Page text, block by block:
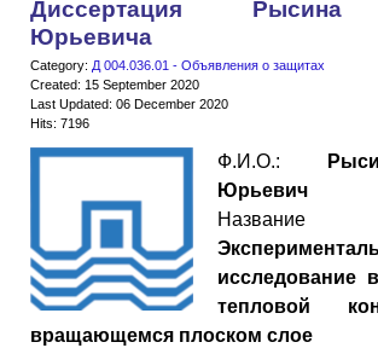
Диссертация Рысина
Юрьевича
Category: Д 004.036.01 - Объявления о защитах
Created: 15 September 2020
Last Updated: 06 December 2020
Hits: 7196
Ф.И.О.:
Юрьевич
Название
исследование
тепловой
вращающемся плоском слое